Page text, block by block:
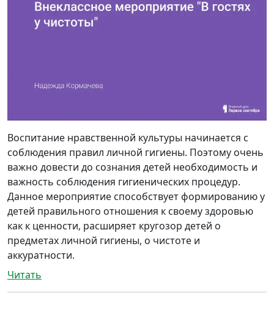
Воспитание нравственной культуры начинается с
соблюдения правил личной гигиены. Поэтому очень
важно довести до сознания детей необходимость и
важность соблюдения гигиенических процедур.
Данное мероприятие способствует формированию у
детей правильного отношения к своему здоровью
как к ценности, расширяет кругозор детей о
предметах личной гигиены, о чистоте и
аккуратности.
Читать